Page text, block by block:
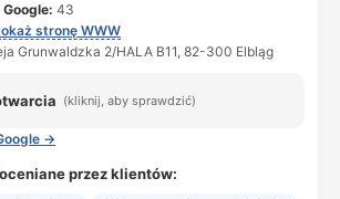
43
stronę WWW
Grunwaldzka 2/HALA B11, 82-300 Elbląg
(kliknij, aby sprawdzić)
→
przez klientów: